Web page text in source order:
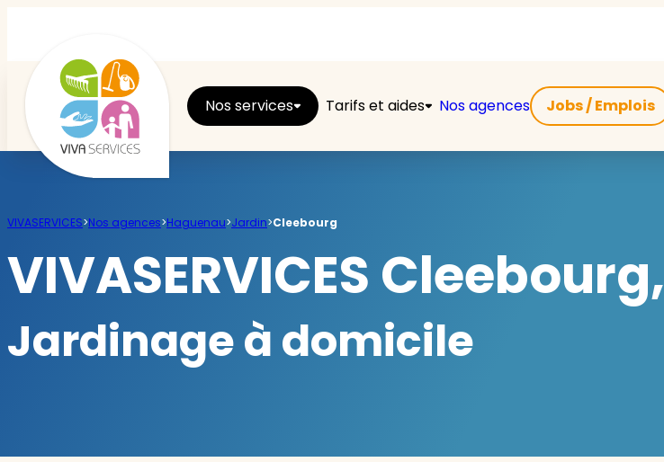
Nos services Tarifs et aides Nos agences Jobs / Emplois
Repassage
Jardin
VIVASERVICES>Nos agences>Haguenau>Jardin>Cleebourg
VIVASERVICES Cleebourg,
Jardinage à domicile